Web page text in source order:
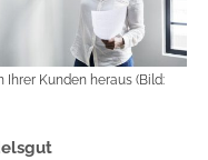
Ihrer Kunden heraus (Bild: